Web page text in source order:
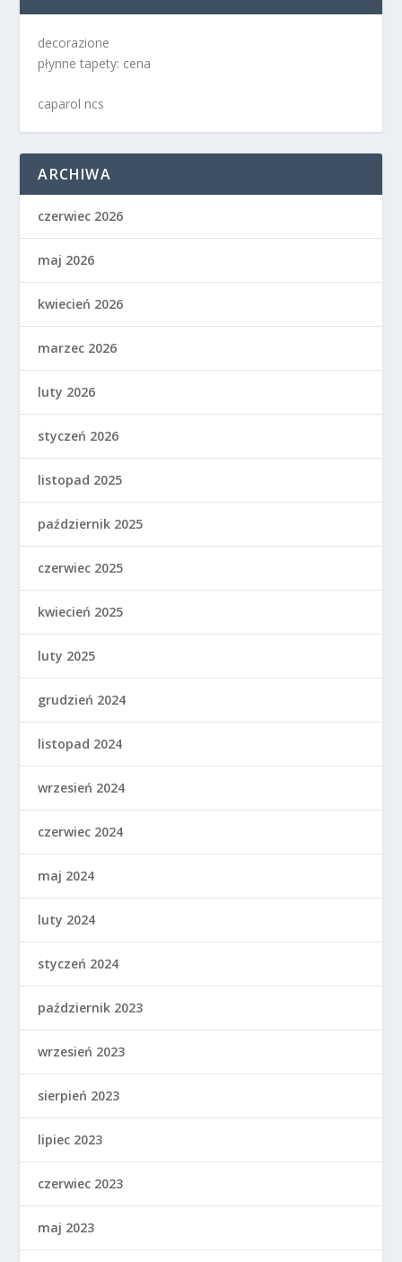
decorazione
płynne tapety: cena
caparol ncs
ARCHIWA
czerwiec 2026
maj 2026
kwiecień 2026
marzec 2026
luty 2026
styczeń 2026
listopad 2025
październik 2025
czerwiec 2025
kwiecień 2025
luty 2025
grudzień 2024
listopad 2024
wrzesień 2024
czerwiec 2024
maj 2024
luty 2024
styczeń 2024
październik 2023
wrzesień 2023
sierpień 2023
lipiec 2023
czerwiec 2023
maj 2023